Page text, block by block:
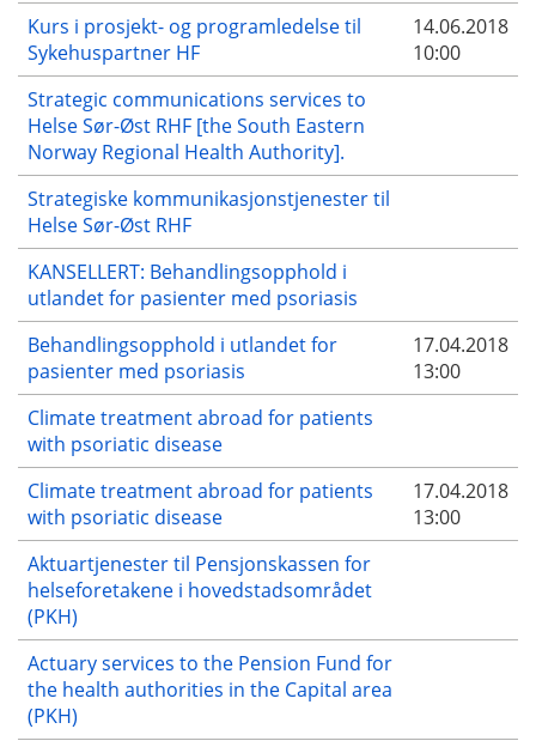
Kurs i prosjekt- og programledelse til
Sykehuspartner HF
14.06.2018
10:00
Strategic communications services to
Helse Sør-Øst RHF [the South Eastern
Norway Regional Health Authority].
Strategiske kommunikasjonstjenester til
Helse Sør-Øst RHF
KANSELLERT: Behandlingsopphold i
utlandet for pasienter med psoriasis
Behandlingsopphold i utlandet for
pasienter med psoriasis
17.04.2018
13:00
Climate treatment abroad for patients
with psoriatic disease
Climate treatment abroad for patients
with psoriatic disease
17.04.2018
13:00
Aktuartjenester til Pensjonskassen for
helseforetakene i hovedstadsområdet
(PKH)
Actuary services to the Pension Fund for
the health authorities in the Capital area
(PKH)